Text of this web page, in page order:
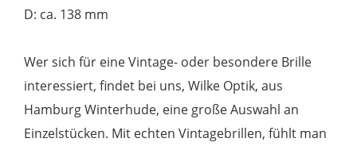
D: ca. 138 mm
Wer sich für eine Vintage- oder besondere Brille
interessiert, findet bei uns, Wilke Optik, aus
Hamburg Winterhude, eine große Auswahl an
Einzelstücken. Mit echten Vintagebrillen, fühlt man